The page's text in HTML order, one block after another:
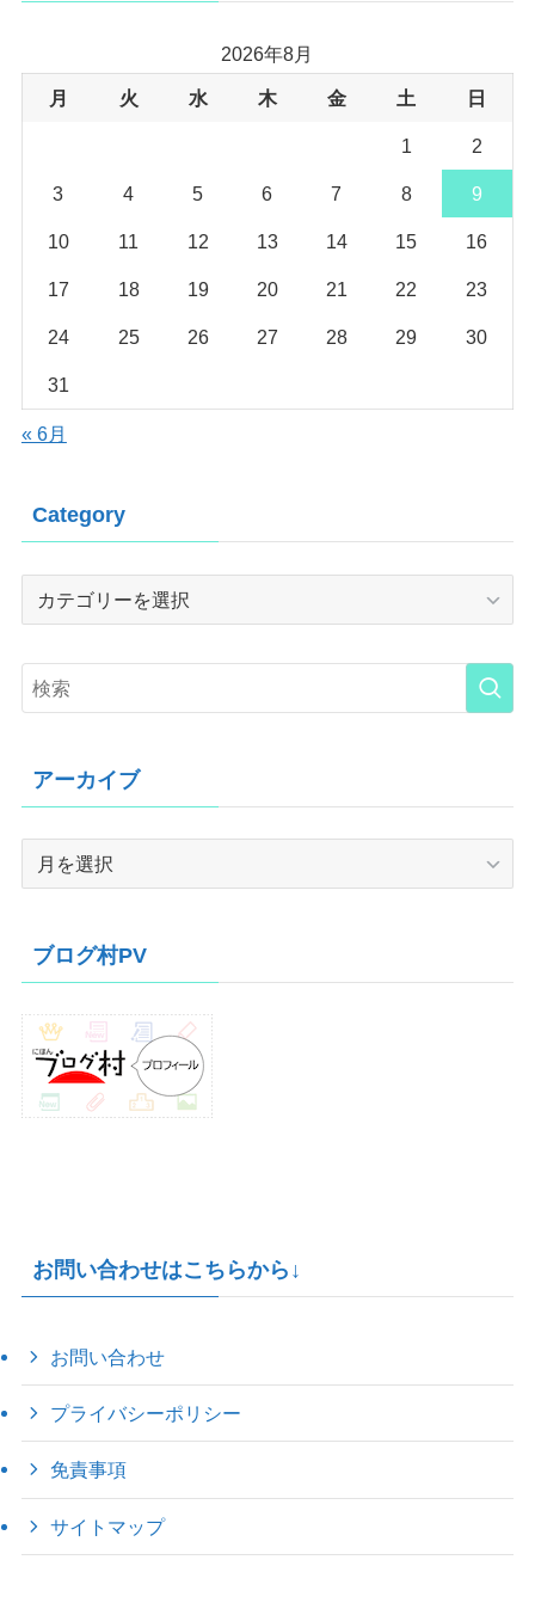
2026年8月
月 火 水 木 金 土 日
1 2
3 4 5 6 7 8 9
10 11 12 13 14 15 16
17 18 19 20 21 22 23
24 25 26 27 28 29 30
31
« 6月
Category
Category
アーカイブ
ブ
ブログ村PV
お問い合わせはこちらから↓
お問い合わせ
プライバシーポリシー
免責事項
サイトマップ